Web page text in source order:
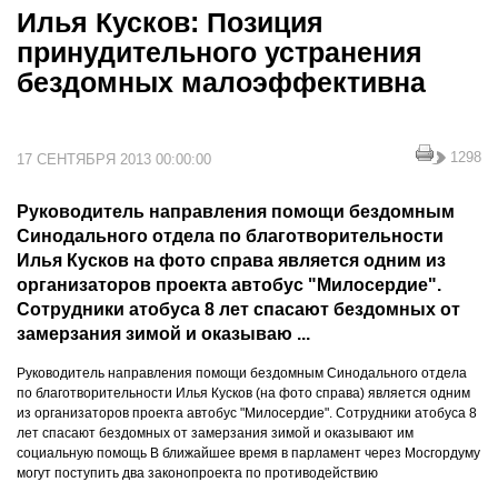
Илья Кусков: Позиция
принудительного устранения
бездомных малоэффективна
17 СЕНТЯБРЯ 2013 00:00:00 1298
Руководитель направления помощи бездомным
Синодального отдела по благотворительности
Илья Кусков на фото справа является одним из
организаторов проекта автобус "Милосердие".
Сотрудники атобуса 8 лет спасают бездомных от
замерзания зимой и оказываю ...
Руководитель направления помощи бездомным Синодального отдела
по благотворительности Илья Кусков (на фото справа) является одним
из организаторов проекта автобус "Милосердие". Сотрудники атобуса 8
лет спасают бездомных от замерзания зимой и оказывают им
социальную помощь В ближайшее время в парламент через Мосгордуму
могут поступить два законопроекта по противодействию